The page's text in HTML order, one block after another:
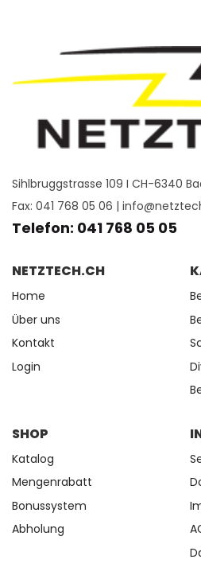
Sihlbruggstrasse 109 I CH-6340
Fax: 041 768 05 06 |
Telefon: 041 768 05 05
NETZTECH.CH
Home
Über uns
Kontakt
Login
SHOP
Katalog
Mengenrabatt
Bonussystem
Abholung